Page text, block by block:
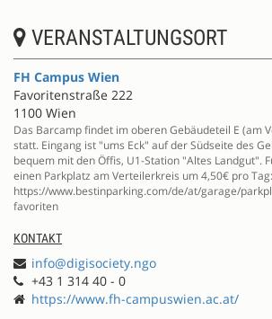
VERANSTALTUNGSORT
FH Campus Wien
Favoritenstraße 222
1100 Wien
Das Barcamp findet im oberen Gebäudeteil E (am
statt. Eingang ist "ums Eck" auf der Südseite des
bequem mit den Öffis, U1-Station "Altes Landgut".
einen Parkplatz am Verteilerkreis um 4,50€ pro Tag:
https://www.bestinparking.com/de/at/garage/
favoriten
KONTAKT
info@digisociety.ngo
+43 1 314 40 - 0
https://www.fh-campuswien.ac.at/